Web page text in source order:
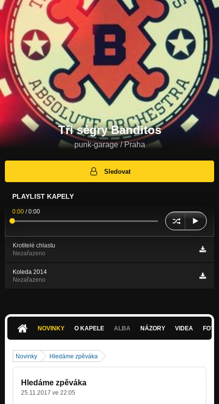
Tři ségry Banditos
punk-garage / Praha
Sledovat
PLAYLIST KAPELY
0:00 /0:00
Krotitelé chlastu
Nezařazeno
Koleda 2014
Nezařazeno
NOVINKY O KAPELE ALBA NÁZORY VIDEA
Novinky Hledáme zpěváka
Hledáme zpěváka
25.11.2017 ve 22:05